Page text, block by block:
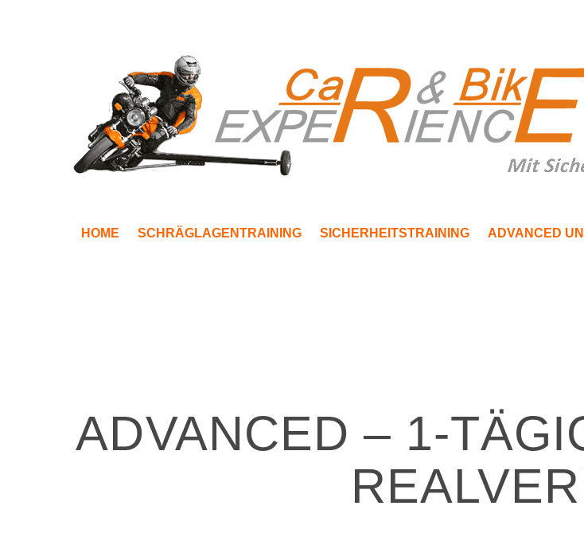
HOME SCHRÄGLAGENTRAINING SICHERHEITSTRAINING ADVANCED
ADVANCED – 1-